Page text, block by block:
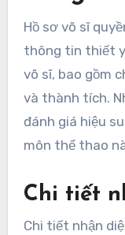
Hồ sơ võ sĩ
thông tin thiết
võ sĩ, bao gồm
và thành tích.
đánh giá hiệu
môn thể thao
Chi tiết
Chi tiết nhận